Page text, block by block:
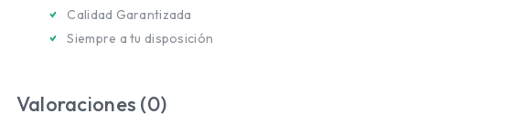
Calidad Garantizada
Siempre a tu disposición
Valoraciones (0)